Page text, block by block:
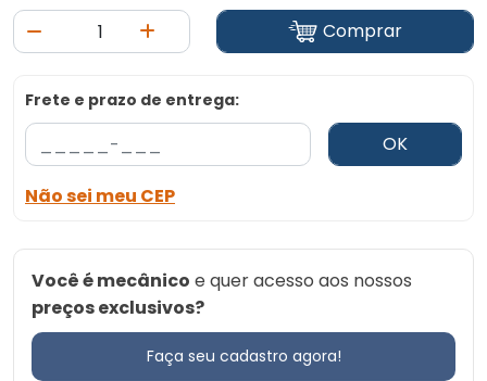
Comprar
Frete e prazo de entrega:
OK
Não sei meu CEP
Você é mecânico e quer acesso aos nossos
preços exclusivos?
Faça seu cadastro agora!